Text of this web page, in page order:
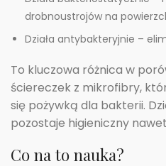
drobnoustrojów na
Działa antybakteryjnie –
To kluczowa różnica w
ściereczek z mikrofibry,
się pożywką dla bakterii.
pozostaje higieniczny
Co na to nauka?